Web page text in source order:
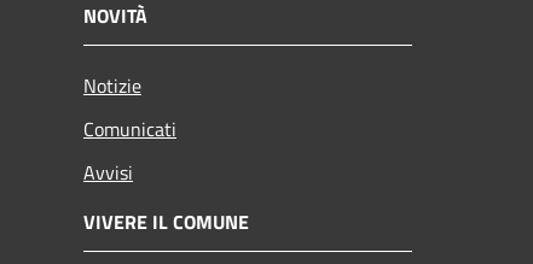
NOVITÀ
Notizie
Comunicati
Avvisi
VIVERE IL COMUNE